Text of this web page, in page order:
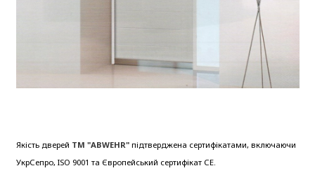
Якість дверей ТМ "ABWEHR"підтверджена сертифікатами, включаючи
УкрСепро, ISO 9001 та Європейський сертифікат СЕ.